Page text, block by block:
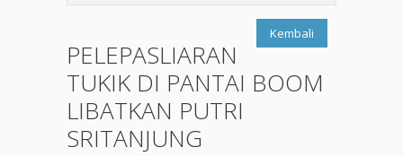
Kembali
PELEPASLIARAN
TUKIK DI PANTAI BOOM
LIBATKAN PUTRI
SRITANJUNG